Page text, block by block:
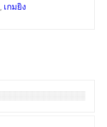
, เกมยิง